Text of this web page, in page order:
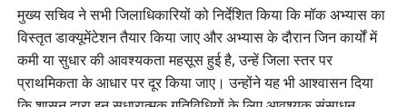
मुख्य सचिव ने सभी जिलाधिकारियों को निर्देशित किया कि मॉक अभ्यास का
विस्तृत डाक्यूमेंटेशन तैयार किया जाए और अभ्यास के दौरान जिन कार्यों में
कमी या सुधार की आवश्यकता महसूस हुई है, उन्हें जिला स्तर पर
प्राथमिकता के आधार पर दूर किया जाए। उन्होंने यह भी आश्वासन दिया